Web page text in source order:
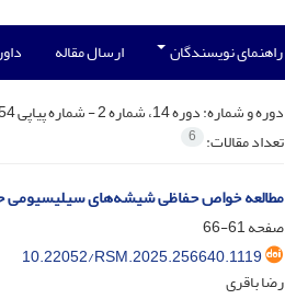
راهنمای نویسندگان ارسال مقاله
دوره و شماره:دوره 14، شماره 2 - شماره پیاپی 54، شهریور 1404، صفحه 61-116
تعداد مقالات: 6
مطالعه خواص حفاظی شیشه‌های
صفحه61-66
10.22052/RSM.2025.256640.1119
رضا باقری